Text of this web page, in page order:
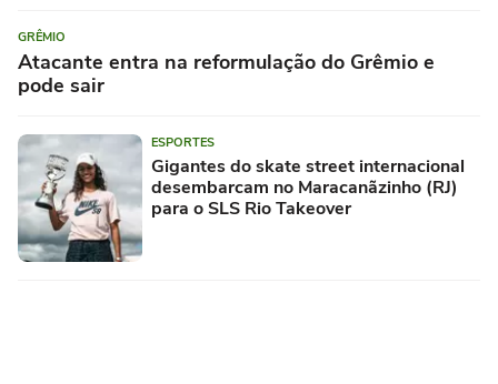
GRÊMIO
Atacante entra na reformulação do Grêmio e
pode sair
ESPORTES
Gigantes do skate street internacional
desembarcam no Maracanãzinho (RJ)
para o SLS Rio Takeover